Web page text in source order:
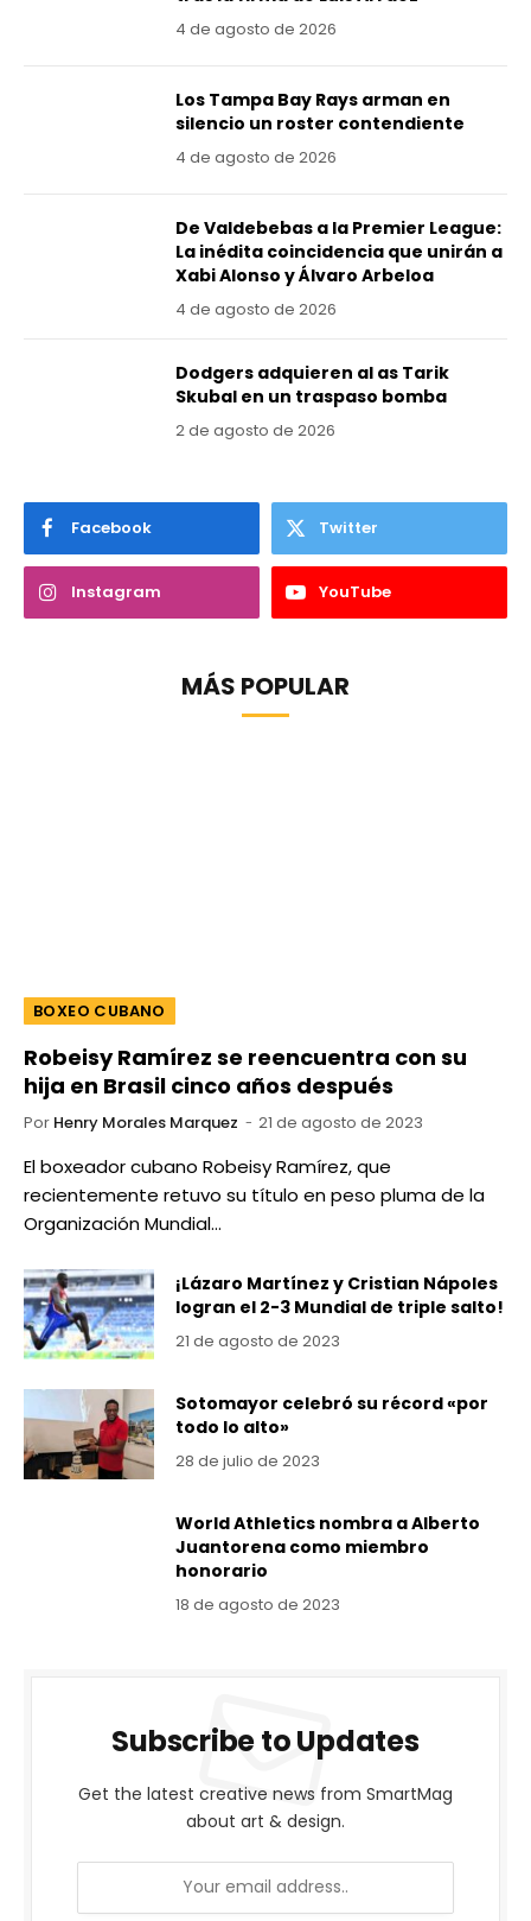
4 de agosto de 2026
Los Tampa Bay Rays arman en
silencio un roster contendiente
4 de agosto de 2026
De Valdebebas a la Premier League:
La inédita coincidencia que unirán a
Xabi Alonso y Álvaro Arbeloa
4 de agosto de 2026
Dodgers adquieren al as Tarik
Skubal en un traspaso bomba
2 de agosto de 2026
Facebook Twitter
Instagram YouTube
MÁS POPULAR
BOXEO CUBANO
Robeisy Ramírez se reencuentra con su
hija en Brasil cinco años después
Por Henry Morales Marquez 21 de agosto de 2023
El boxeador cubano Robeisy Ramírez, que
recientemente retuvo su título en peso pluma de la
Organización Mundial…
¡Lázaro Martínez y Cristian Nápoles
logran el 2-3 Mundial de triple salto!
21 de agosto de 2023
Sotomayor celebró su récord «por
todo lo alto»
28 de julio de 2023
World Athletics nombra a Alberto
Juantorena como miembro
honorario
18 de agosto de 2023
Subscribe to Updates
Get the latest creative news from SmartMag
about art & design.